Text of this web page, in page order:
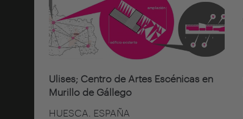
Ulises; Centro de Artes Escénicas en
Murillo de Gállego
HUESCA. ESPAÑA